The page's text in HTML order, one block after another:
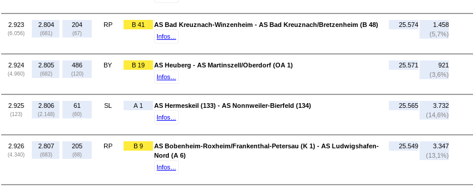
2.923
(6.056)
2.804
(681)
204
(67)
RP B 41
AS Bad Kreuznach-Winzenheim - AS Bad Kreuznach/Bretzenheim (B 48)
Infos...
25.574
1.458
(5,7%)
2.924
(4.960)
2.805
(682)
486
(120)
BY B 19
AS Heuberg - AS Martinszell/Oberdorf (OA 1)
Infos...
25.571
921
(3,6%)
2.925
(123)
2.806
(2.148)
61
(60)
SL A 1
AS Hermeskeil (133) - AS Nonnweiler-Bierfeld (134)
Infos...
25.565
3.732
(14,6%)
2.926
(4.340)
2.807
(683)
205
(68)
RP B 9
AS Bobenheim-Roxheim/Frankenthal-Petersau (K 1) - AS Ludwigshafen-
Nord (A 6)
Infos...
25.549
3.347
(13,1%)